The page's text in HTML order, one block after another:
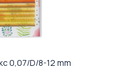
0,07/D/8-12 mm